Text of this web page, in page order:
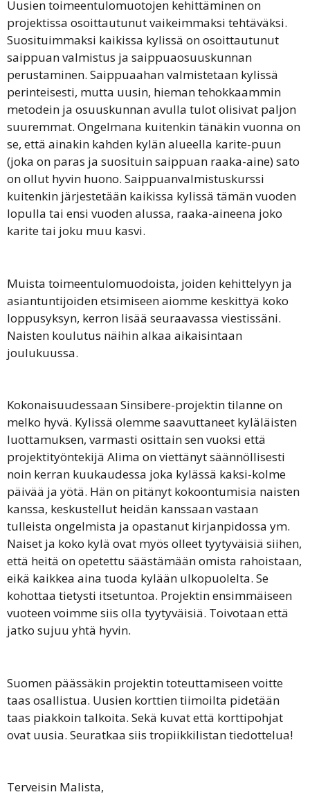
Uusien toimeentulomuotojen kehittäminen on
projektissa osoittautunut vaikeimmaksi tehtäväksi.
Suosituimmaksi kaikissa kylissä on osoittautunut
saippuan valmistus ja saippuaosuuskunnan
perustaminen. Saippuaahan valmistetaan kylissä
perinteisesti, mutta uusin, hieman tehokkaammin
metodein ja osuuskunnan avulla tulot olisivat paljon
suuremmat. Ongelmana kuitenkin tänäkin vuonna on
se, että ainakin kahden kylän alueella karite-puun
(joka on paras ja suosituin saippuan raaka-aine) sato
on ollut hyvin huono. Saippuanvalmistuskurssi
kuitenkin järjestetään kaikissa kylissä tämän vuoden
lopulla tai ensi vuoden alussa, raaka-aineena joko
karite tai joku muu kasvi.
Muista toimeentulomuodoista, joiden kehittelyyn ja
asiantuntijoiden etsimiseen aiomme keskittyä koko
loppusyksyn, kerron lisää seuraavassa viestissäni.
Naisten koulutus näihin alkaa aikaisintaan
joulukuussa.
Kokonaisuudessaan Sinsibere-projektin tilanne on
melko hyvä. Kylissä olemme saavuttaneet kyläläisten
luottamuksen, varmasti osittain sen vuoksi että
projektityöntekijä Alima on viettänyt säännöllisesti
noin kerran kuukaudessa joka kylässä kaksi-kolme
päivää ja yötä. Hän on pitänyt kokoontumisia naisten
kanssa, keskustellut heidän kanssaan vastaan
tulleista ongelmista ja opastanut kirjanpidossa ym.
Naiset ja koko kylä ovat myös olleet tyytyväisiä siihen,
että heitä on opetettu säästämään omista rahoistaan,
eikä kaikkea aina tuoda kylään ulkopuolelta. Se
kohottaa tietysti itsetuntoa. Projektin ensimmäiseen
vuoteen voimme siis olla tyytyväisiä. Toivotaan että
jatko sujuu yhtä hyvin.
Suomen päässäkin projektin toteuttamiseen voitte
taas osallistua. Uusien korttien tiimoilta pidetään
taas piakkoin talkoita. Sekä kuvat että korttipohjat
ovat uusia. Seuratkaa siis tropiikkilistan tiedottelua!
Terveisin Malista,